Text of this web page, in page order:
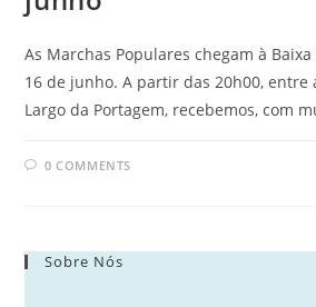
As Marchas Populares chegam à
16 de junho. A partir das 20h00, entre
Largo da Portagem, recebemos, com
0 COMMENTS
Sobre Nós